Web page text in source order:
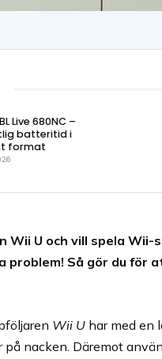
Live 680NC –
batteritid i
format
Wii U och vill spela
problem! Så gör du för
Wii U har med en
på nacken. Däremot